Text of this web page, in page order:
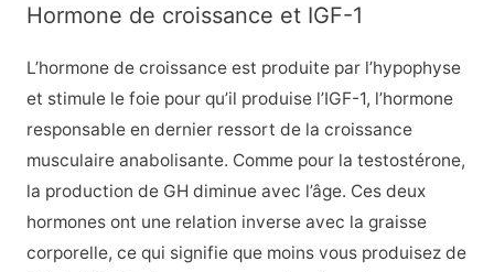
Hormone de croissance et IGF-1
L’hormone de croissance est produite par l’hypophyse
et stimule le foie pour qu’il produise l’IGF-1, l’hormone
responsable en dernier ressort de la croissance
musculaire anabolisante. Comme pour la testostérone,
la production de GH diminue avec l’âge. Ces deux
hormones ont une relation inverse avec la graisse
corporelle, ce qui signifie que moins vous produisez de